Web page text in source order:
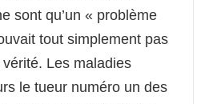
sont qu’un « problème
tout simplement pas
Les maladies
le tueur numéro un des